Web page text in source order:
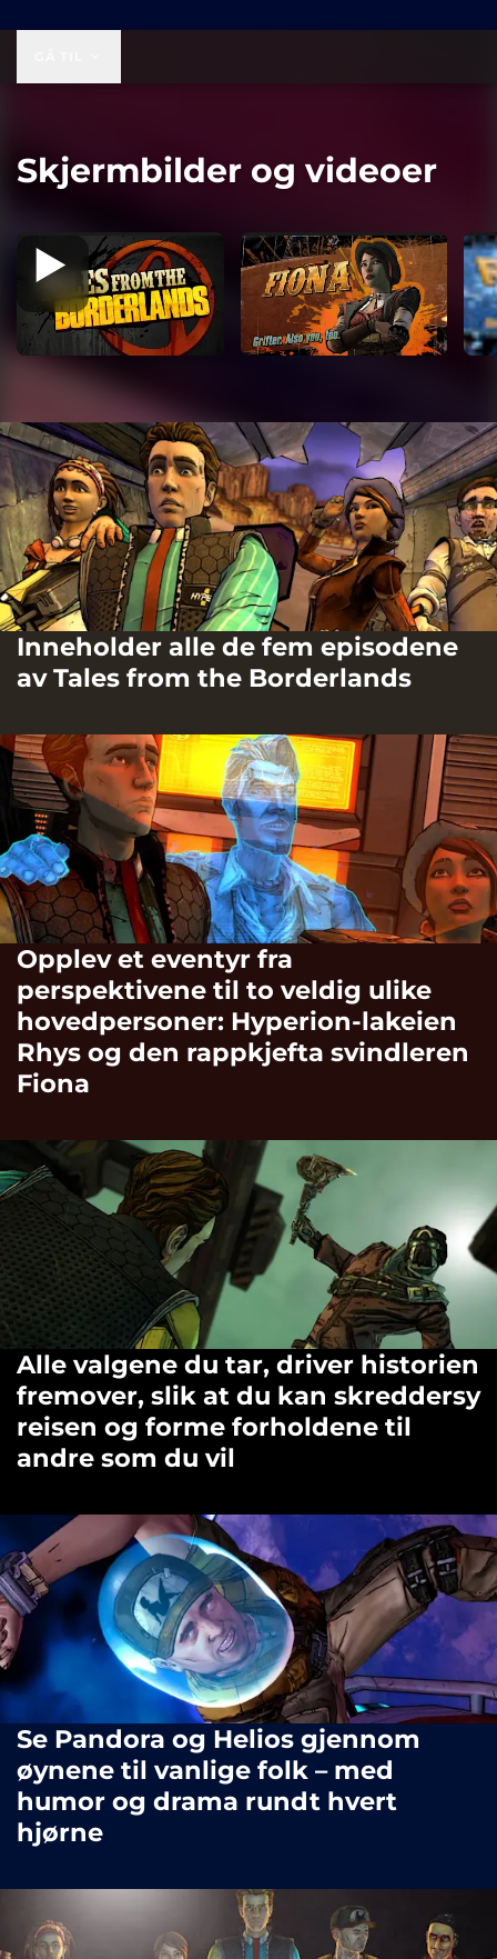
Skjermbilder og videoer
Inneholder alle de fem episodene
av Tales from the Borderlands
Opplev et eventyr fra
perspektivene til to veldig ulike
hovedpersoner: Hyperion-lakeien
Rhys og den rappkjefta svindleren
Fiona
Alle valgene du tar, driver historien
fremover, slik at du kan skreddersy
reisen og forme forholdene til
andre som du vil
Se Pandora og Helios gjennom
øynene til vanlige folk – med
humor og drama rundt hvert
hjørne